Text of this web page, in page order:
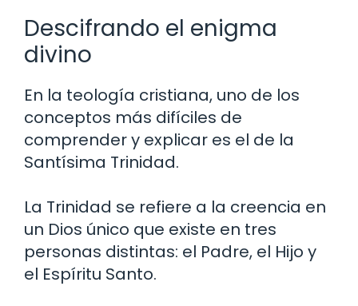
Descifrando el enigma
divino
En la teología cristiana, uno de los
conceptos más difíciles de
comprender y explicar es el de la
Santísima Trinidad.
La Trinidad se refiere a la creencia en
un Dios único que existe en tres
personas distintas: el Padre, el Hijo y
el Espíritu Santo.